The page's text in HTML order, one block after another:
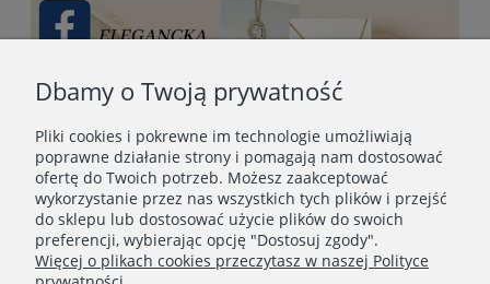
Dbamy o Twoją prywatność
Pliki cookies i pokrewne im technologie umożliwiają
poprawne działanie strony i pomagają nam dostosować
ofertę do Twoich potrzeb. Możesz zaakceptować
wykorzystanie przez nas wszystkich tych plików i przejść
do sklepu lub dostosować użycie plików do swoich
preferencji, wybierając opcję "Dostosuj zgody".
Więcej o plikach cookies przeczytasz w naszej Polityce